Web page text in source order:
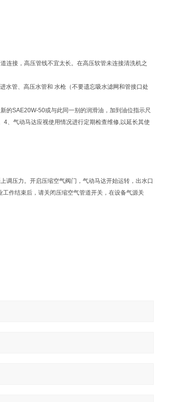
连接，高压管线不宜太长。在高压软管未连接清洗机之
水管、高压水管和 水枪（不要遗忘吸水滤网和管接口处
的SAE20W-50或与此同一别的润滑油，加到油位指示尺
、气动马达应视使用情况进行定期检查维修,以延长其使
调压力。开启压缩空气阀门，气动马达开始运转，出水口
作结束后，请关闭压缩空气管道开关，在设备气源关